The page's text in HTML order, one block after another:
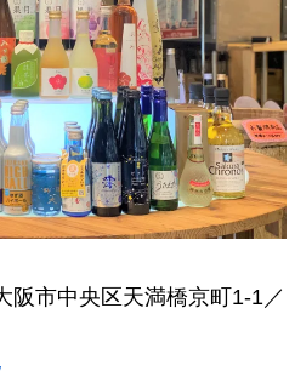
阪市中央区天満橋京町1-1／